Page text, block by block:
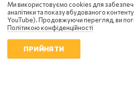
Сергій Фурса
росія посилює інформаційну
Ми використовуємо cookies для
аналітики та показу вбудованого
YouTube). Продовжуючи перегляд, ви
Політикою конфіденційності
ПРИЙНЯТИ